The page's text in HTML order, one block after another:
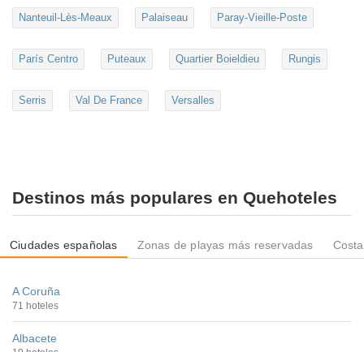
Nanteuil-Lès-Meaux Palaiseau Paray-Vieille-Poste
París Centro Puteaux Quartier Boieldieu Rungis
Serris Val De France Versalles
Destinos más populares en Quehoteles
Ciudades españolas Zonas de playas más reservadas
A Coruña
71 hoteles
Albacete